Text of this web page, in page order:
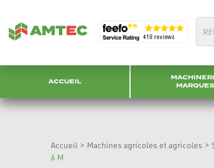
ACCUEIL
MARQUES
Accueil > Machines agricoles et agricoles >
6 M